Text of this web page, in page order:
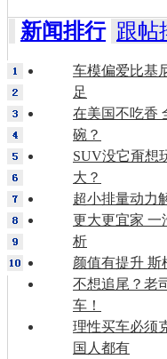
新闻排行 跟帖
车模偏爱比基
足
在美国不吃香
碗？
SUV没它甭想
大？
超小排量动力
更大更宜家
析
颜值有提升 斯
不想追尾？老
车！
理性买车必须
国人都有